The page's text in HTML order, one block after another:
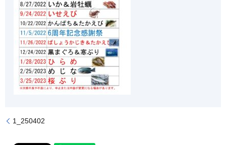
1_250402